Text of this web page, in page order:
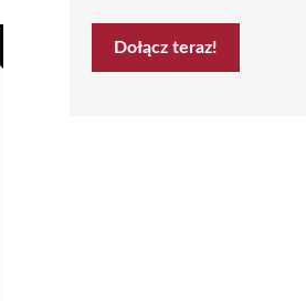
Dołącz teraz!